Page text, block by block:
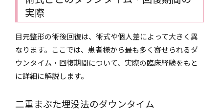
実際
目元整形の術後回復は、術式や個人差によって大きく異
なります。ここでは、患者様から最も多く寄せられるダ
ウンタイム・回復期間について、実際の臨床経験をもと
に詳細に解説します。
二重まぶた埋没法のダウンタイム